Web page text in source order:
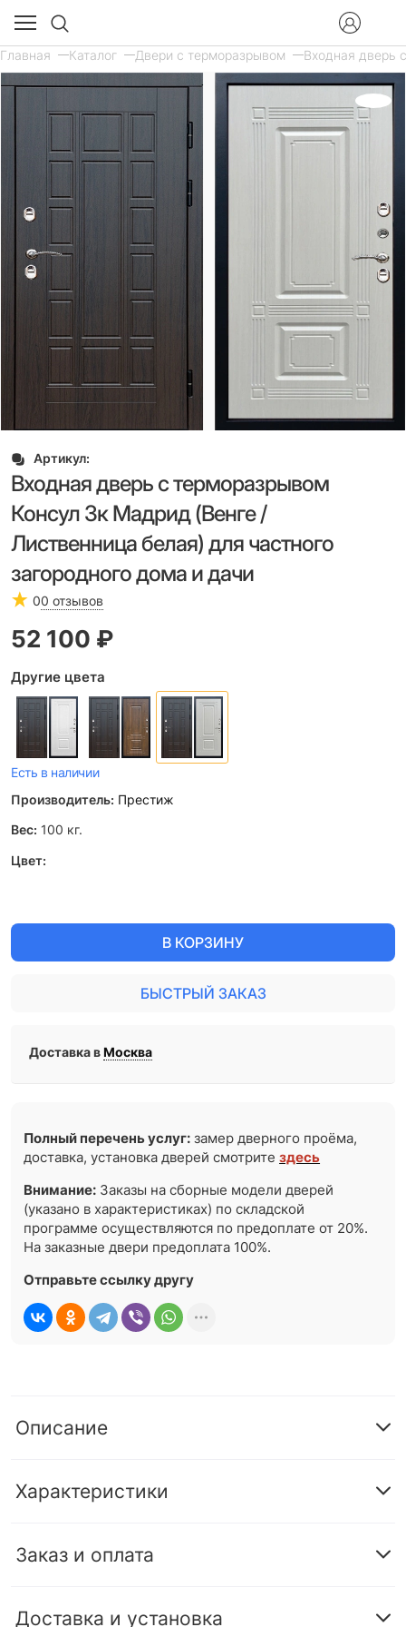
Главная Каталог Двери с терморазрывом Входная дверь
Артикул:
Входная дверь с терморазрывом
Консул 3к Мадрид (Венге /
Лиственница белая) для частного
загородного дома и дачи
00 отзывов
52 100 ₽
Другие цвета
Есть в наличии
Производитель: Престиж
Вес: 100 кг.
Цвет:
В КОРЗИНУ
БЫСТРЫЙ ЗАКАЗ
Доставка вМосква
Полный перечень услуг: замер дверного проёма,
доставка, установка дверей смотритездесь
Внимание: Заказы на сборные модели дверей
(указано в характеристиках) по складской
программе осуществляются по предоплате от 20%.
На заказные двери предоплата 100%.
Отправьте ссылку другу
Описание
Характеристики
Заказ и оплата
Доставка и установка